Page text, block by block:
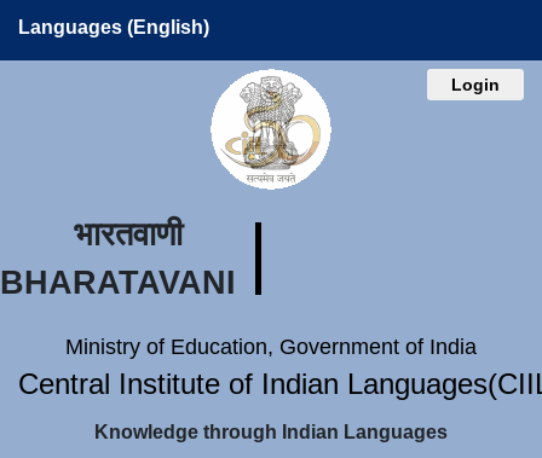
Languages (English)
Login
भारतवाणी
BHARATAVANI
Ministry of Education, Government of India
Central Institute of Indian
Knowledge through Indian Languages